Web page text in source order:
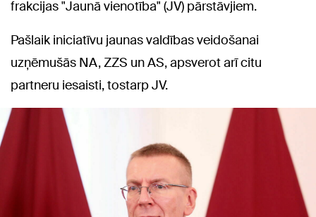
frakcijas "Jaunā vienotība" (JV) pārstāvjiem.
Pašlaik iniciatīvu jaunas valdības veidošanai
uzņēmušās NA, ZZS un AS, apsverot arī citu
partneru iesaisti, tostarp JV.